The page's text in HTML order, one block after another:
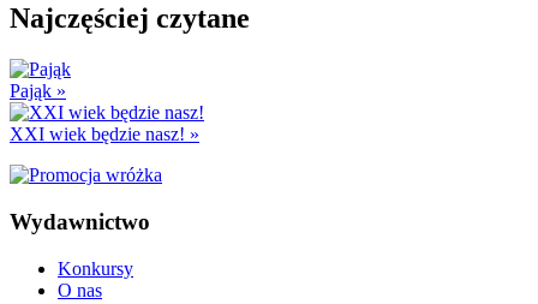
Najczęściej czytane
Pająk »
XXI wiek będzie nasz! »
Wydawnictwo
Konkursy
O nas